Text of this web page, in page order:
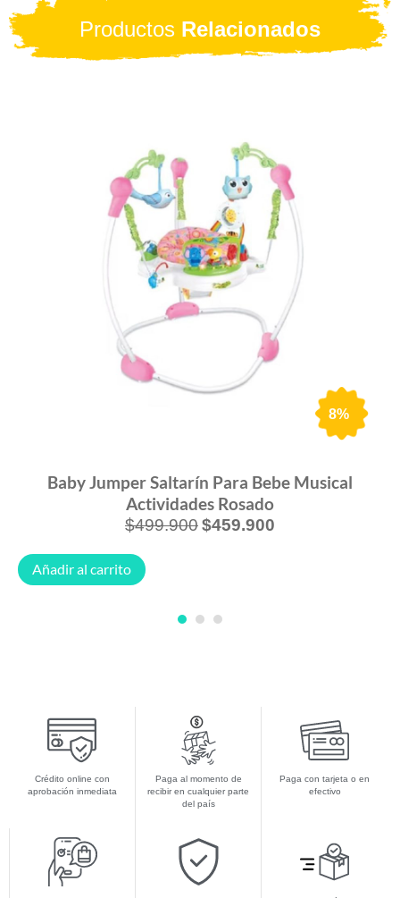
Productos Relacionados
8%
Baby Jumper Saltarín Para Bebe Musical
Actividades Rosado
$499.900$459.900
Añadir al carrito
Crédito online con
aprobación inmediata
Paga al momento de
recibir en cualquier parte
del país
Paga con tarjeta o en
efectivo